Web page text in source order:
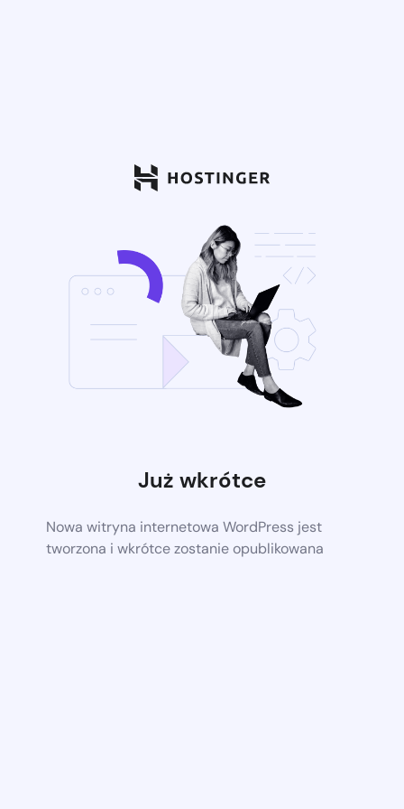
Już wkrótce
Nowa witryna internetowa WordPress jest
tworzona i wkrótce zostanie opublikowana